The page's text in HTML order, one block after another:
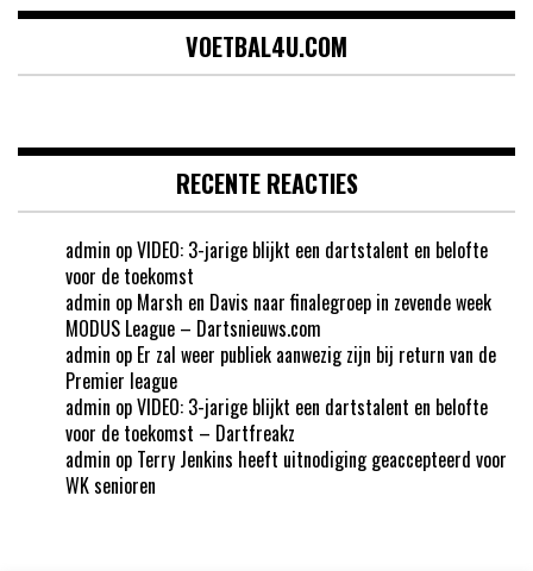
VOETBAL4U.COM
RECENTE REACTIES
admin opVIDEO: 3-jarige blijkt een dartstalent en belofte
voor de toekomst
admin op Marsh en Davis naar finalegroep in zevende week
MODUS League – Dartsnieuws.com
admin op Er zal weer publiek aanwezig zijn bij return van de
Premier league
admin opVIDEO: 3-jarige blijkt een dartstalent en belofte
voor de toekomst – Dartfreakz
admin op Terry Jenkins heeft uitnodiging geaccepteerd voor
WK senioren